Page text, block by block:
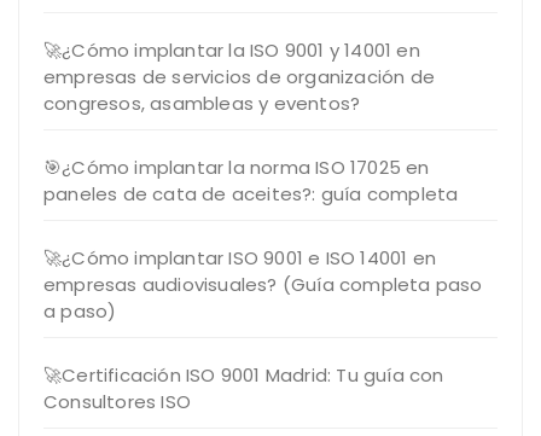
🚀¿Cómo implantar la ISO 9001 y 14001 en
empresas de servicios de organización de
congresos, asambleas y eventos?
🎯¿Cómo implantar la norma ISO 17025 en
paneles de cata de aceites?: guía completa
🚀¿Cómo implantar ISO 9001 e ISO 14001 en
empresas audiovisuales? (Guía completa paso
a paso)
🚀Certificación ISO 9001 Madrid: Tu guía con
Consultores ISO